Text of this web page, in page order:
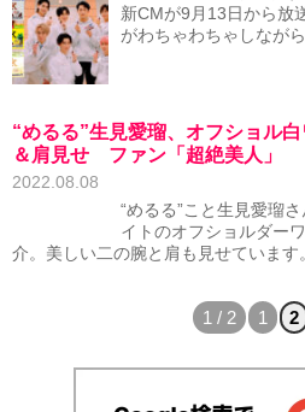
新CMが9月13日から放
がわちゃわちゃしなが
“めるる”生見愛瑠、オフショル
＆肩見せ ファン「超絶美人」
2022.08.08
“めるる”こと生見愛瑠
イトのオフショルダー
介。美しい二の腕と肩も見せています
1 / 2 1 2